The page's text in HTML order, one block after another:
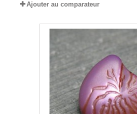
Ajouter au comparateur